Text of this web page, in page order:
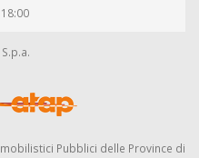
Pubblici delle Province di